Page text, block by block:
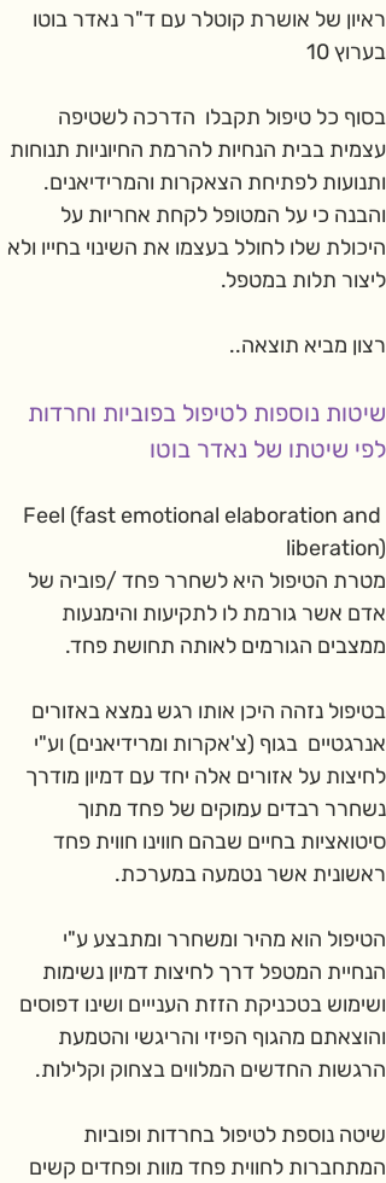
ראיון של אושרת קוטלר עם ד"ר נאדר בוטו
בערוץ 10
בסוף כל טיפול תקבלו  הדרכה לשטיפה
עצמית בבית הנחיות להרמת החיוניות תנוחות
ותנועות לפתיחת הצאקרות והמרידיאנים.
והבנה כי על המטופל לקחת אחריות על
היכולת שלו לחולל בעצמו את השינוי בחייו ולא
ליצור תלות במטפל.
רצון מביא תוצאה..
שיטות נוספות לטיפול בפוביות וחרדות
לפי שיטתו של נאדר בוטו
Feel (fast emotional elaboration and
liberation)
מטרת הטיפול היא לשחרר פחד /פוביה של
אדם אשר גורמת לו לתקיעות והימנעות
ממצבים הגורמים לאותה תחושת פחד.
בטיפול נזהה היכן אותו רגש נמצא באזורים
אנרגטיים  בגוף (צ'אקרות ומרידיאנים) וע"י
לחיצות על אזורים אלה יחד עם דמיון מודרך
נשחרר רבדים עמוקים של פחד מתוך
סיטואציות בחיים שבהם חווינו חווית פחד
ראשונית אשר נטמעה במערכת.
הטיפול הוא מהיר ומשחרר ומתבצע ע"י
הנחיית המטפל דרך לחיצות דמיון נשימות
ושימוש בטכניקת הזזת הענייים ושינו דפוסים
והוצאתם מהגוף הפיזי והריגשי והטמעת
הרגשות החדשים המלווים בצחוק וקלילות.
שיטה נוספת לטיפול בחרדות ופוביות
המתחברות לחווית פחד מוות ופחדים קשים